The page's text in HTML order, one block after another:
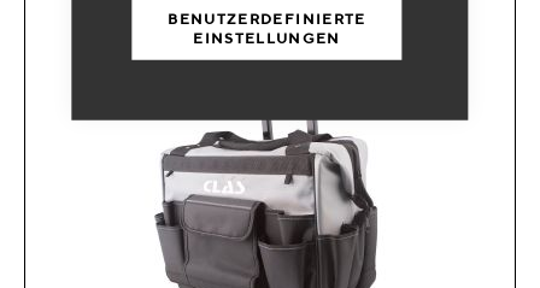
BENUTZERDEFINIERTE
EINSTELLUNGEN